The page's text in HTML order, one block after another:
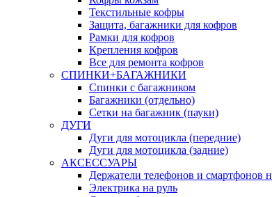
Текстильные кофры
Защита, багажники для кофров
Рамки для кофров
Крепления кофров
Все для ремонта кофров
СПИНКИ+БАГАЖНИКИ
Спинки с багажником
Багажники (отдельно)
Сетки на багажник (пауки)
ДУГИ
Дуги для мотоцикла (передние)
Дуги для мотоцикла (задние)
АКСЕССУАРЫ
Держатели телефонов и смартфонов
Электрика на руль